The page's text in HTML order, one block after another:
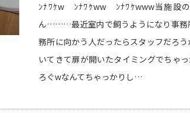
ﾝﾅﾜｹw ﾝﾅﾜｹww ﾝﾅﾜｹwww当施設の
ん………最近室内で飼うようになり事務
務所に向かう人だったらスタッフだろ
いてきて扉が開いたタイミングでちゃ
ろぐwなんてちゃっかりし…